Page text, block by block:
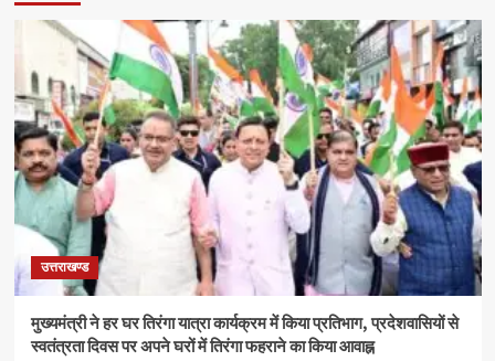
उत्तराखण्ड
मुख्यमंत्री ने हर घर तिरंगा यात्रा कार्यक्रम में किया प्रतिभाग, प्रदेशवासियों से
स्वतंत्रता दिवस पर अपने घरों में तिरंगा फहराने का किया आवाह्न